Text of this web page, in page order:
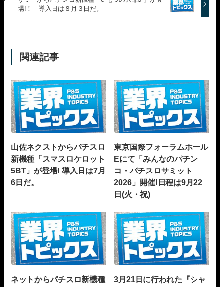
場!！ 導入日は８月３日だ。
関連記事
山佐ネクストからパチスロ
新機種「スマスロケロット
5BT」が登場! 導入日は7月
6日だ。
東京国際フォーラムホール
Eにて「みんなのパチン
コ・パチスロサミット
2026」開催!日程は9月22
日(火・祝)
ネットからパチスロ新機種
3月21日に行われた『シャ